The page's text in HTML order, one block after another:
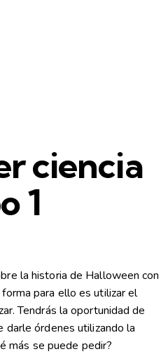
ciencia
1
la historia de Halloween con
para ello es utilizar el
Tendrás la oportunidad de
darle órdenes utilizando la
más se puede pedir?